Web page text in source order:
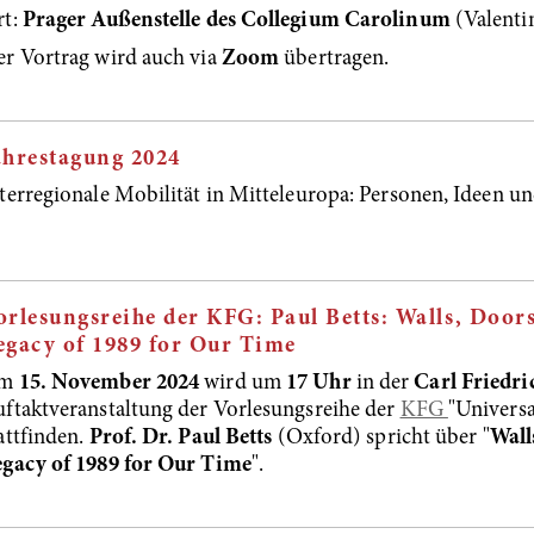
Prager Außenstelle des Collegium Carolinum
Vortrag wird auch via Zoomübertragen.
2024
Mobilität in Mitteleuropa: Personen, Ideen
der KFG: Paul Betts: Walls,
of 1989 for Our Time
15. November 2024wird um 17 Uhrin der Carl
der Vorlesungsreihe der KFG
Prof. Dr. Paul Betts (Oxford) spricht über "
of 1989 for Our Time".